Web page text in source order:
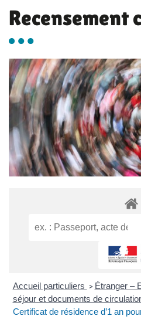
Recensement
Accueil particuliers > Étranger –
séjour et documents de
Certificat de résidence d’1 an